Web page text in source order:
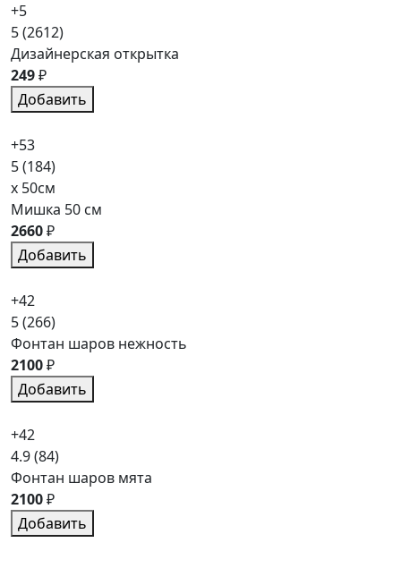
+5
5(2612)
Дизайнерская открытка
249₽
Добавить
+53
5(184)
x 50см
Мишка 50 см
2660₽
Добавить
+42
5(266)
Фонтан шаров нежность
2100₽
Добавить
+42
4.9(84)
Фонтан шаров мята
2100₽
Добавить